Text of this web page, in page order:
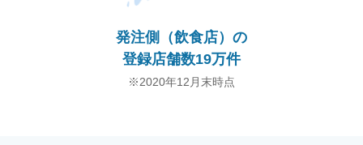
発注側（飲食店）の
登録店舗数19万件
※2020年12月末時点